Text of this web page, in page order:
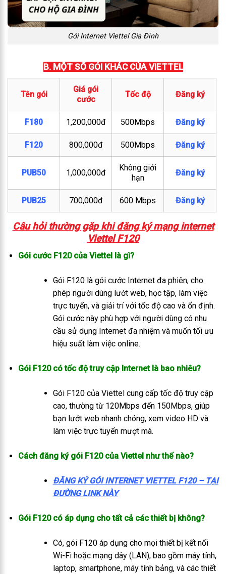
Gói Internet Viettel Gia Đình
B. MỘT SỐ GÓI KHÁC CỦA VIETTEL
Tên gói
Giá gói
cước
Tốc độ Đăng ký
F180 1,200,000đ 500Mbps Đăng ký
F120 800,000đ 500Mbps Đăng ký
PUB50 1,000,000đ
Không giới
hạn
Đăng ký
PUB25 700,000đ 600 Mbps Đăng ký
Câu hỏi thường gặp khi đăng ký mạng internet
Viettel F120
Gói cước F120 của Viettel là gì?
Gói F120 là gói cước Internet đa phiên, cho
phép người dùng lướt web, học tập, làm việc
trực tuyến, và giải trí với tốc độ cao và ổn định.
Gói cước này phù hợp với người dùng có nhu
cầu sử dụng Internet đa nhiệm và muốn tối ưu
hiệu suất làm việc online.
Gói F120 có tốc độ truy cập Internet là bao nhiêu?
Gói F120 của Viettel cung cấp tốc độ truy cập
cao, thường từ 120Mbps đến 150Mbps, giúp
bạn lướt web nhanh chóng, xem video HD và
làm việc trực tuyến mượt mà.
Cách đăng ký gói F120 của Viettel như thế nào?
ĐĂNG KÝ GÓI INTERNET VIETTEL F120 – TẠI
ĐƯỜNG LINK NÀY
Gói F120 có áp dụng cho tất cả các thiết bị không?
Có, gói F120 áp dụng cho mọi thiết bị kết nối
Wi-Fi hoặc mạng dây (LAN), bao gồm máy tính,
laptop, smartphone, máy tính bảng, và các thiết